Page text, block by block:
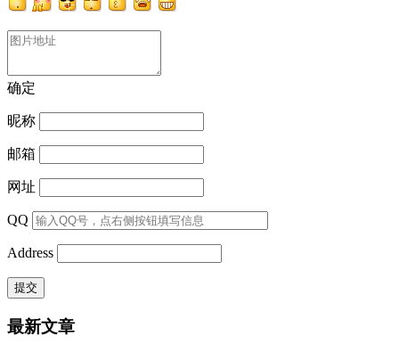
确定
昵称
邮箱
网址
QQ
Address
最新文章